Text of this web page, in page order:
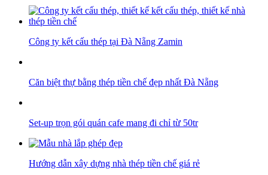
Công ty kết cấu thép tại Đà Nẵng Zamin
Căn biệt thự bằng thép tiền chế đẹp nhất Đà Nẵng
Set-up trọn gói quán cafe mang đi chỉ từ 50tr
Hướng dẫn xây dựng nhà thép tiền chế giá rẻ